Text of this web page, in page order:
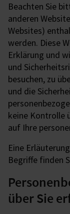
Beachten Sie
anderen
Websites)
werden. Diese
Erklärung und
und
besuchen, zu
und die
keine Kontrolle
auf Ihre
Eine
Begriffe finden
über Sie